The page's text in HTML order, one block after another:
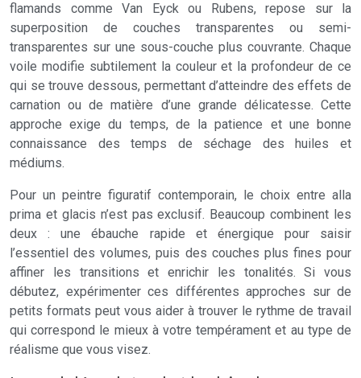
flamands comme Van Eyck ou Rubens, repose sur la
superposition de couches transparentes ou semi-
transparentes sur une sous-couche plus couvrante. Chaque
voile modifie subtilement la couleur et la profondeur de ce
qui se trouve dessous, permettant d’atteindre des effets de
carnation ou de matière d’une grande délicatesse. Cette
approche exige du temps, de la patience et une bonne
connaissance des temps de séchage des huiles et
médiums.
Pour un peintre figuratif contemporain, le choix entre alla
prima et glacis n’est pas exclusif. Beaucoup combinent les
deux : une ébauche rapide et énergique pour saisir
l’essentiel des volumes, puis des couches plus fines pour
affiner les transitions et enrichir les tonalités. Si vous
débutez, expérimenter ces différentes approches sur de
petits formats peut vous aider à trouver le rythme de travail
qui correspond le mieux à votre tempérament et au type de
réalisme que vous visez.